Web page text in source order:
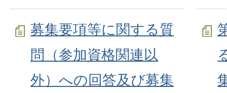
募集要項等に関する質
問（参加資格関連以
外）への回答及び募集